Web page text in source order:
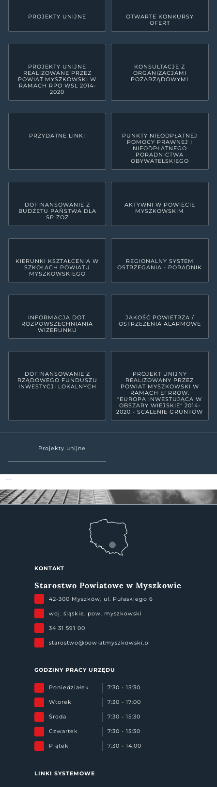
PROJEKTY UNIJNE
OTWARTE KONKURSY
OFERT
PROJEKTY UNIJNE
REALIZOWANE PRZEZ
POWIAT MYSZKOWSKI W
RAMACH RPO WSL 2014-
2020
KONSULTACJE Z
ORGANIZACJAMI
POZARZĄDOWYMI
PRZYDATNE LINKI
PUNKTY NIEODPŁATNEJ
POMOCY PRAWNEJ I
NIEODPŁATNEGO
PORADNICTWA
OBYWATELSKIEGO
DOFINANSOWANIE Z
BUDŻETU PAŃSTWA DLA
SP ZOZ
AKTYWNI W POWIECIE
MYSZKOWSKIM
KIERUNKI KSZTAŁCENIA W
SZKOŁACH POWIATU
MYSZKOWSKIEGO
REGIONALNY SYSTEM
OSTRZEGANIA - PORADNIK
INFORMACJA DOT.
ROZPOWSZECHNIANIA
WIZERUNKU
JAKOŚĆ POWIETRZA /
OSTRZEŻENIA ALARMOWE
DOFINANSOWANIE Z
RZĄDOWEGO FUNDUSZU
INWESTYCJI LOKALNYCH
PROJEKT UNIJNY
REALIZOWANY PRZEZ
POWIAT MYSZKOWSKI W
RAMACH EFRROW:
"EUROPA INWESTUJĄCA W
OBSZARY WIEJSKIE" 2014-
2020 - SCALENIE GRUNTÓW
Projekty unijne
KONTAKT
Starostwo Powiatowe w Myszkowie
42-300 Myszków, ul. Pułaskiego 6
woj. śląskie, pow. myszkowski
34 31 591 00
starostwo@powiatmyszkowski.pl
GODZINY PRACY URZĘDU
Poniedziałek 7:30 - 15:30
Wtorek 7:30 - 17:00
Środa 7:30 - 15:30
Czwartek 7:30 - 15:30
Piątek 7:30 - 14:00
LINKI SYSTEMOWE